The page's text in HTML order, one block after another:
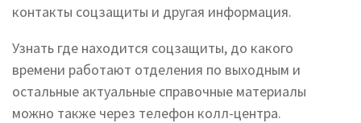
контакты соцзащиты и другая информация.
Узнать где находится соцзащиты, до какого
времени работают отделения по выходным и
остальные актуальные справочные материалы
можно также через телефон колл-центра.